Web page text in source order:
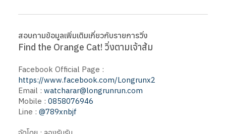
สอบถามข้อมูลเพิ่มเติมเกี่ยวกับรายการวิ่ง
Find the Orange Cat! วิ่งตามเจ้าส้ม
Facebook Official Page :
https://www.facebook.com/Longrunx2
Email : watcharar@longrunrun.com
Mobile : 0858076946
Line : @789xnbjf